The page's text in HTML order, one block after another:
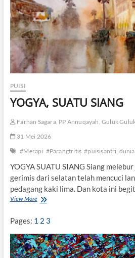
M
A
T
I
PUISI
YOGYA, SUATU SIANG
Farhan Sagara, PP Annuqayah, Guluk
31 Mei 2026
#Merapi #Parangtritis #puisisantri
YOGYA SUATU SIANG Siang
gerimis dari selatan telah mencuci
pedagang kaki lima. Dan kota ini
View MoreY
G
Y
A
,
S
Pages: 1 2 3